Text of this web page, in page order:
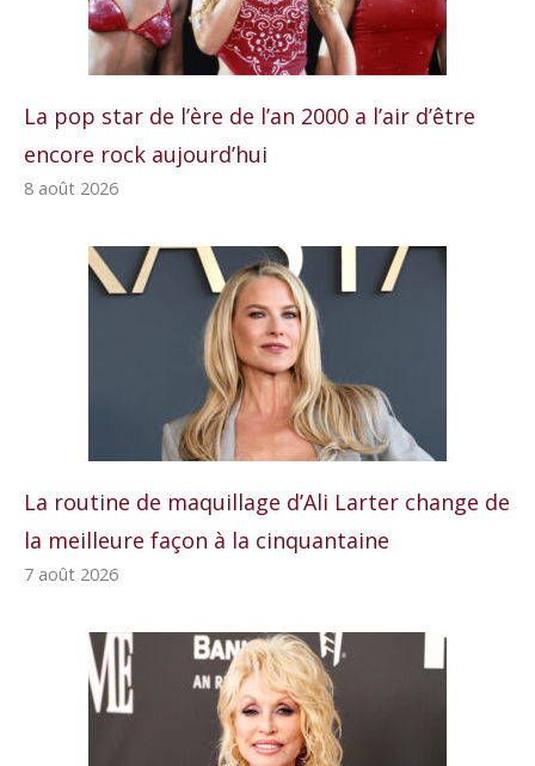
La pop star de l’ère de l’an 2000 a l’air d’être
encore rock aujourd’hui
8 août 2026
La routine de maquillage d’Ali Larter change de
la meilleure façon à la cinquantaine
7 août 2026